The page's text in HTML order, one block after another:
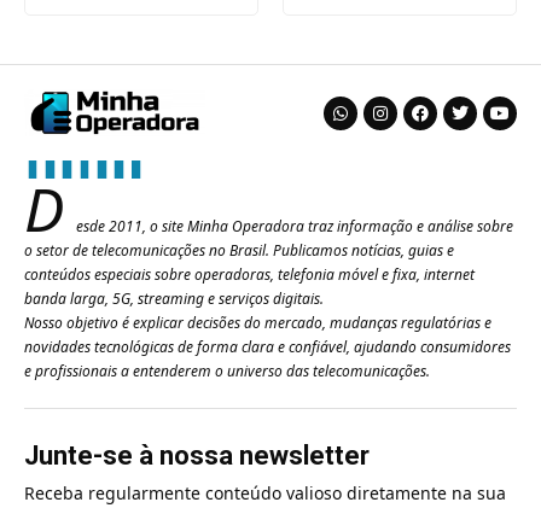
D
esde 2011, o site Minha Operadora traz informação e análise sobre
o setor de telecomunicações no Brasil. Publicamos notícias, guias e
conteúdos especiais sobre operadoras, telefonia móvel e fixa, internet
banda larga, 5G, streaming e serviços digitais.
Nosso objetivo é explicar decisões do mercado, mudanças regulatórias e
novidades tecnológicas de forma clara e confiável, ajudando consumidores
e profissionais a entenderem o universo das telecomunicações.
Junte-se à nossa newsletter
Receba regularmente conteúdo valioso diretamente na sua